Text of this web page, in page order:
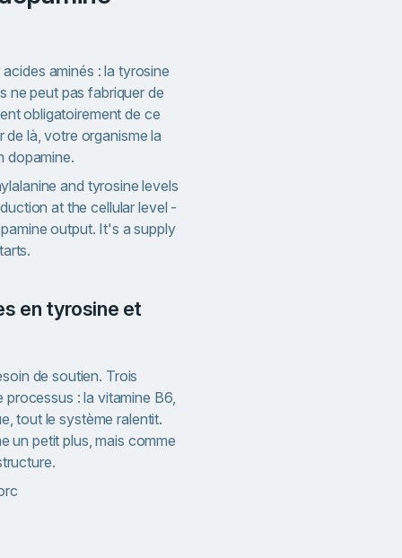
aminés : la tyrosine
ne peut pas fabriquer de
obligatoirement de ce
là, votre organisme la
dopamine.
and tyrosine levels
at the cellular level -
output. It's a supply
de soutien. Trois
: la vitamine B6,
tout le système ralentit.
un petit plus, mais comme